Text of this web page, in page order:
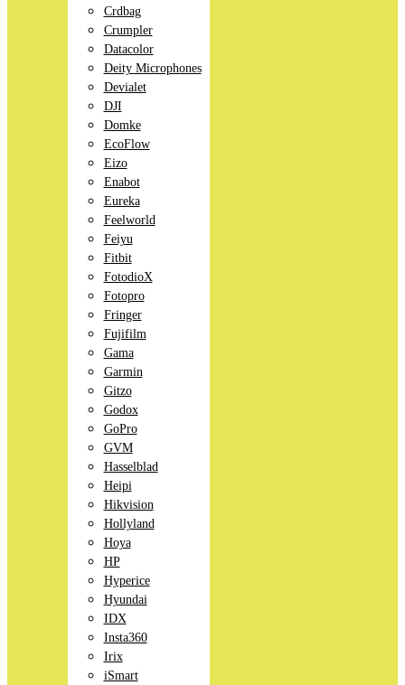
Crdbag
Crumpler
Datacolor
Deity Microphones
Devialet
DJI
Domke
EcoFlow
Eizo
Enabot
Eureka
Feelworld
Feiyu
Fitbit
FotodioX
Fotopro
Fringer
Fujifilm
Gama
Garmin
Gitzo
Godox
GoPro
GVM
Hasselblad
Heipi
Hikvision
Hollyland
Hoya
HP
Hyperice
Hyundai
IDX
Insta360
Irix
iSmart